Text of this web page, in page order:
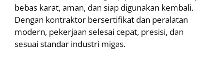
bebas karat, aman, dan siap digunakan kembali.
Dengan kontraktor bersertifikat dan peralatan
modern, pekerjaan selesai cepat, presisi, dan
sesuai standar industri migas.